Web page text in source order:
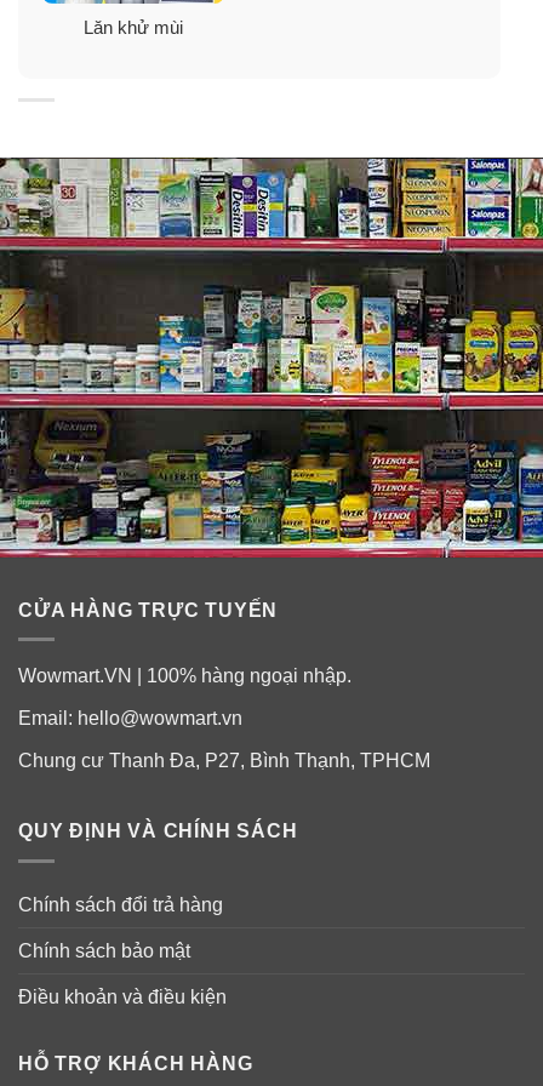
tác dụng phụ hay bị ố quần áo.
Thành phần lăn khử mùi cho nữ Secret
Clear Gel Boho Berry 73g
Lăn khử mùi
CỬA HÀNG TRỰC TUYẾN
Wowmart.VN | 100% hàng ngoại nhập.
Email: hello@wowmart.vn
Chung cư Thanh Đa, P27, Bình Thạnh, TPHCM
QUY ĐỊNH VÀ CHÍNH SÁCH
Chính sách đổi trả hàng
Chính sách bảo mật
Điều khoản và điều kiện
HỖ TRỢ KHÁCH HÀNG